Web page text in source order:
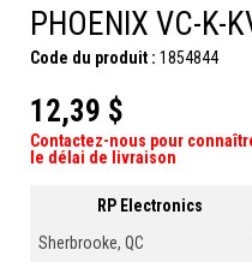
PHOENIX VC-K-
Code du produit : 1854844
12,39 $
Contactez-nous pour
le délai de livraison
RP Electronics
Sherbrooke, QC